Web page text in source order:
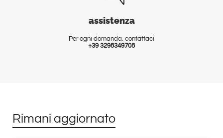
assistenza
Per ogni domanda, contattaci
+39 3298349708
Rimani aggiornato